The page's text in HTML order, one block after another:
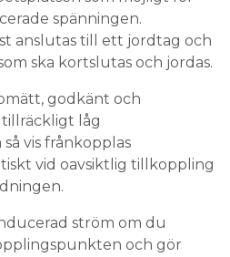
vid oavsiktlig tillkoppling
ström om du
och gör
nära arbetsplatsen.
där jobbet
att komma i samtidig
som kan uppnå olika